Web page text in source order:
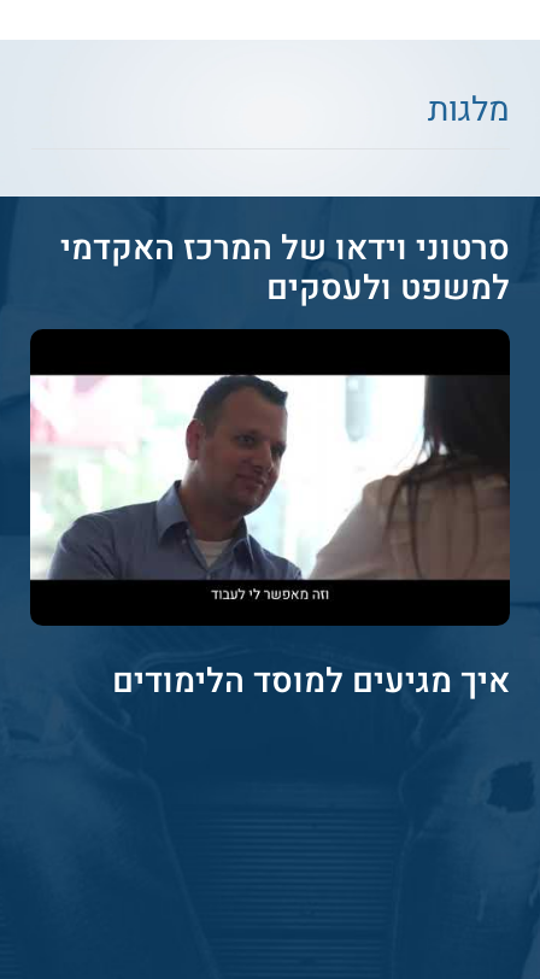
קראו על
מלגות
סרטוני וידאו של המרכז האקדמי
למשפט ולעסקים
איך מגיעים למוסד הלימודים